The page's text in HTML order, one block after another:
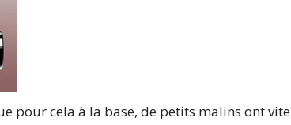
pour cela à la base, de petits malins ont vite